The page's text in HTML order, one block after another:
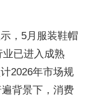
，5月服装鞋帽
已进入成熟
2026年市场规
背景下，消费